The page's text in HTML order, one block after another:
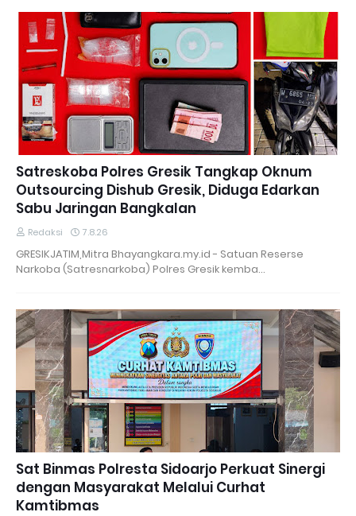
Satreskoba Polres Gresik Tangkap Oknum
Outsourcing Dishub Gresik, Diduga Edarkan
Sabu Jaringan Bangkalan
Redaksi 7.8.26
GRESIKJATIM,Mitra Bhayangkara.my.id - Satuan Reserse
Narkoba (Satresnarkoba) Polres Gresik kemba…
Sat Binmas Polresta Sidoarjo Perkuat Sinergi
dengan Masyarakat Melalui Curhat
Kamtibmas